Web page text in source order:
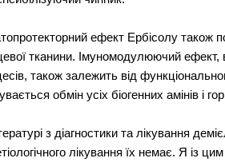
ефект Ербісолу також
тканини. Імуномодулюючий ефект,
також залежить від
обмін усіх біогенних амінів і
з діагностики та лікування
лікування їх немає. Я із